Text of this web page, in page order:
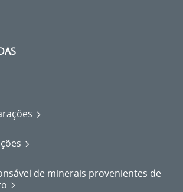
de minerais provenientes de